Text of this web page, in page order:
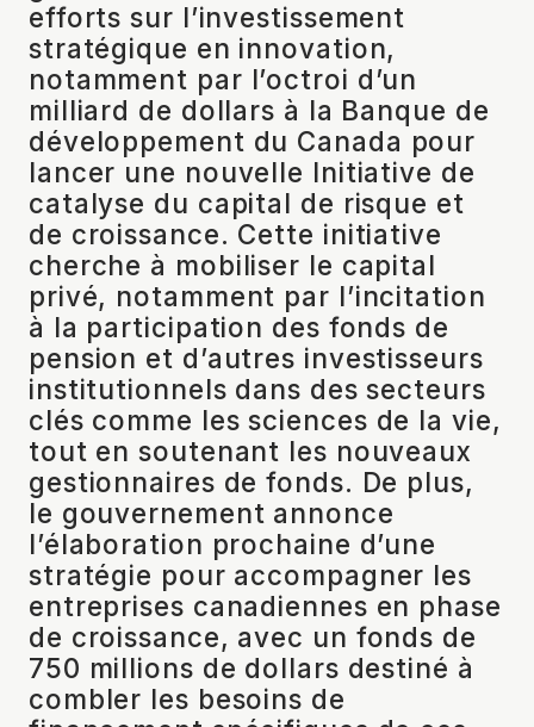
efforts sur l’investissement
stratégique en innovation,
notamment par l’octroi d’un
milliard de dollars à la Banque de
développement du Canada pour
lancer une nouvelle Initiative de
catalyse du capital de risque et
de croissance. Cette initiative
cherche à mobiliser le capital
privé, notamment par l’incitation
à la participation des fonds de
pension et d’autres investisseurs
institutionnels dans des secteurs
clés comme les sciences de la vie,
tout en soutenant les nouveaux
gestionnaires de fonds. De plus,
le gouvernement annonce
l’élaboration prochaine d’une
stratégie pour accompagner les
entreprises canadiennes en phase
de croissance, avec un fonds de
750 millions de dollars destiné à
combler les besoins de